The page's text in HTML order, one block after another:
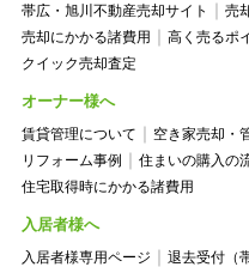
帯広・旭川不動産売却サイト
売
売却にかかる諸費用
高く売るポ
クイック売却査定
オーナー様へ
賃貸管理について 空き家売却・
リフォーム事例
住まいの購入の
住宅取得時にかかる諸費用
入居者様へ
入居者様専用ページ 退去受付（